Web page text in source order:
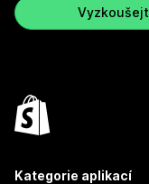
Kategorie aplikací